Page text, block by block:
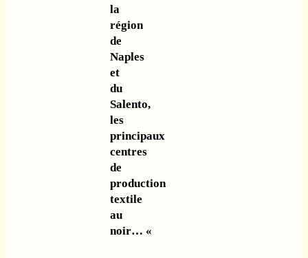
la
région
de
Naples
et
du
Salento,
les
principaux
centres
de
production
textile
au
noir… «